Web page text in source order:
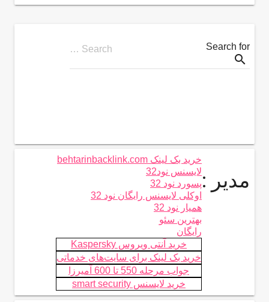
Search for
Search …
search
مدیر :
خرید بک لینک behtarinbacklink.com
لایسنس نود32
پسورد نود 32
اوکلی لایسنس رایگان نود 32
همیار نود 32
بهترین سئو
رایگان
خرید آنتی ویروس Kaspersky
خرید بک لینک برای سایت‌های خدماتی
جواب مرحله 550 تا 600 آمیرزا
خرید لایسنس smart security